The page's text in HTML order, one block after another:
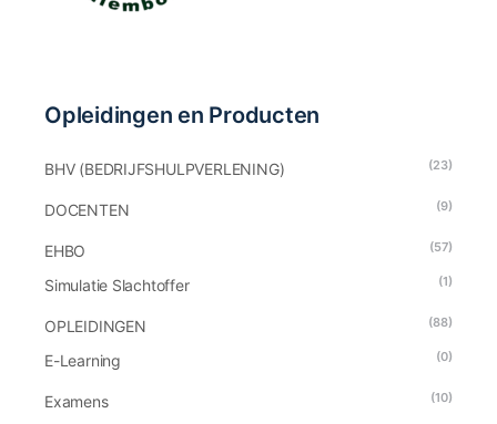
Opleidingen en Producten
BHV (BEDRIJFSHULPVERLENING) (23)
DOCENTEN (9)
EHBO (57)
Simulatie Slachtoffer (1)
OPLEIDINGEN (88)
E-Learning (0)
Examens (10)